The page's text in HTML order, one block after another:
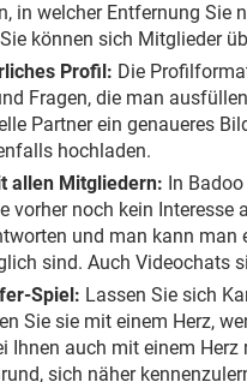
in welcher Entfernung Sie
können sich Mitglieder
Profil: Die
Fragen, die man
Partner ein genaueres
hochladen.
allen Mitgliedern: In
vorher noch kein
und man kann man
sind. Auch Videochats
Spiel: Lassen Sie sich
Sie sie mit einem Herz,
Ihnen auch mit einem
sich näher